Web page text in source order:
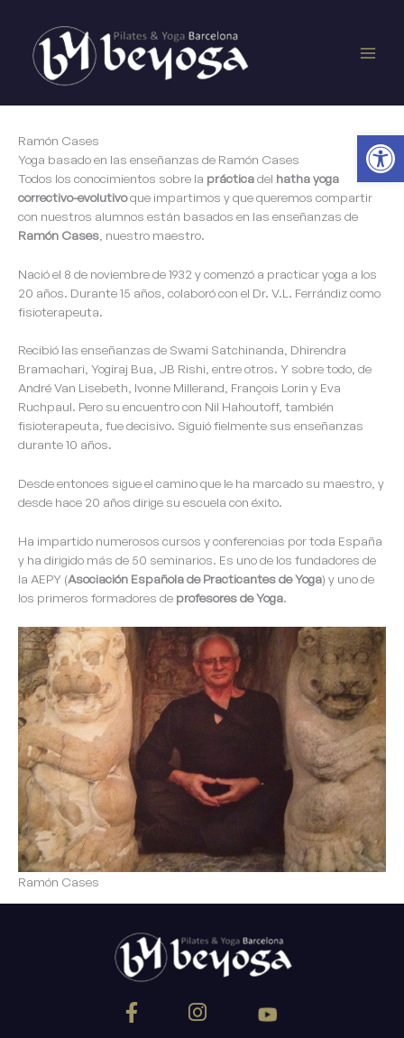
contenido
Ramón Cases
Yoga basado en las enseñanzas de Ramón Cases
Todos los conocimientos sobre la prácticadel hatha yoga
correctivo-evolutivoque impartimos y que queremos compartir
con nuestros alumnos están basados en las enseñanzas de
Ramón Cases , nuestro maestro.
Nació el 8 de noviembre de 1932 y comenzó a practicar yoga a los
20 años. Durante 15 años, colaboró con el Dr. V.L. Ferrándiz como
fisioterapeuta.
Recibió las enseñanzas de Swami Satchinanda, Dhirendra
Bramachari, Yogiraj Bua, JB Rishi, entre otros. Y sobre todo, de
André Van Lisebeth, Ivonne Millerand, François Lorin y Eva
Ruchpaul. Pero su encuentro con Nil Hahoutoff, también
fisioterapeuta, fue decisivo. Siguió fielmente sus enseñanzas
durante 10 años.
Desde entonces sigue el camino que le ha marcado su maestro, y
desde hace 20 años dirige su escuela con éxito.
Ha impartido numerosos cursos y conferencias por toda España
y ha dirigido más de 50 seminarios. Es uno de los fundadores de
la AEPY (Asociación Española de Practicantes de Yoga) y uno de
los primeros formadores de profesores de Yoga.
Ramón Cases